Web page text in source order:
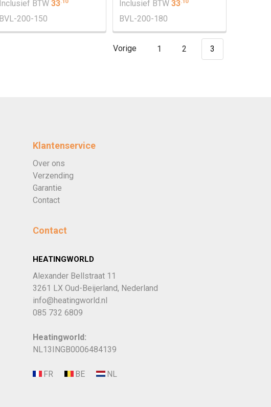
Inclusief BTW 33
BVL-200-150
Inclusief BTW 33
BVL-200-180
Vorige 1 2 3
Klantenservice
Over ons
Verzending
Garantie
Contact
Contact
HEATINGWORLD
Alexander Bellstraat 11
3261 LX Oud-Beijerland, Nederland
info@heatingworld.nl
085 732 6809
Heatingworld:
NL13INGB0006484139